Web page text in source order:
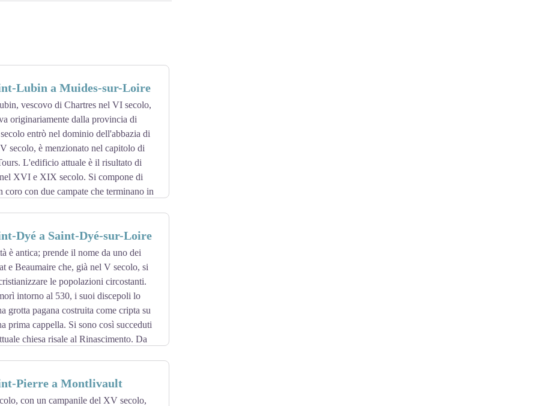
Lubin a Muides-sur-Loire
vescovo di Chartres nel VI secolo,
originariamente dalla provincia di
entrò nel dominio dell'abbazia di
secolo, è menzionato nel capitolo di
L'edificio attuale è il risultato di
XVI e XIX secolo. Si compone di
coro con due campate che terminano in
La decorazione interna è stata
le pareti esterne. Una
il tetto a due spioventi.
Dyé a Saint-Dyé-sur-Loire
è antica; prende il nome da uno dei
e Beaumaire che, già nel V secolo, si
le popolazioni circostanti.
intorno al 530, i suoi discepoli lo
grotta pagana costruita come cripta su
prima cappella. Si sono così succeduti
chiesa risale al Rinascimento. Da
una preziosa caccia per accogliere
questa caccia è poi scomparsa,
si vede in chiesa... è quindi piuttosto
Pierre a Montlivault
con un campanile del XV secolo,